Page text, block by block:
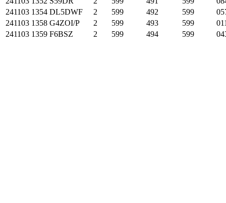
241103 1354 DL5DWF 2 599 492 599
241103 1358 G4ZOI/P 2 599 493 599
241103 1359 F6BSZ 2 599 494 599